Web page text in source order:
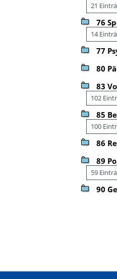
21
76
14
77
80
83
102
85
100
86
89
59
90